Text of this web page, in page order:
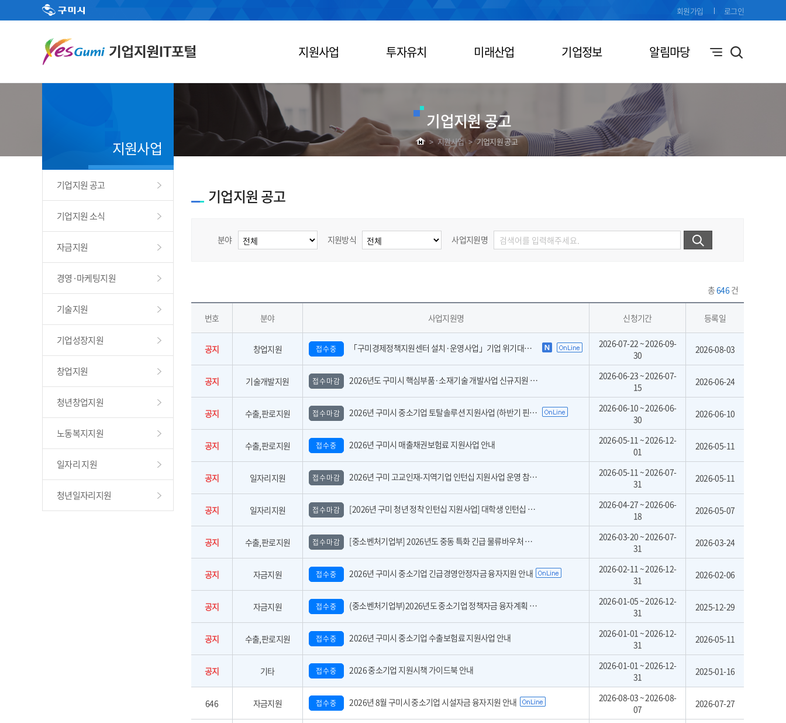
지원사업 투자유치 미래산업 기업정보 알림마당
회원가입 로그인
기업지원 공고
> 지원사업 > 기업지원 공고
지원사업
기업지원 공고
기업지원 소식
자금지원
경영·마케팅지원
기술지원
기업성장지원
창업지원
청년창업지원
노동복지지원
일자리 지원
청년일자리지원
기업지원 공고
분야 지원방식 사업지원명
총646건
번호 분야 사업지원명 신청기간 등록일
공지 창업지원 접수중 「구미경제정책지원센터 설치·운영사업」기업 위기대응 원스톱 에이전트 참여기업 모집공고
2026-07-22 ~ 2026-09-
30
2026-08-03
공지 기술개발지원 접수마감 2026년도 구미시 핵심부품·소재기술 개발사업 신규지원 대상과제 공고(2차)
2026-06-23 ~ 2026-07-
15
2026-06-24
공지 수출,판로지원 접수마감 2026년 구미시 중소기업 토탈솔루션 지원사업 (하반기 핀포인트 지원)
2026-06-10 ~ 2026-06-
30
2026-06-10
공지 수출,판로지원 접수중 2026년 구미시 매출채권보험료 지원사업 안내
2026-05-11 ~ 2026-12-
01
2026-05-11
공지 일자리지원 접수마감 2026년 구미 고교인재-지역기업 인턴십 지원사업 운영 참여기업 모집 공고(수정)
2026-05-11 ~ 2026-07-
31
2026-05-11
공지 일자리지원 접수마감 [2026년 구미 청년 정착 인턴십 지원사업] 대학생 인턴십 운영 참여기업 모집
2026-04-27 ~ 2026-06-
18
2026-05-07
공지 수출,판로지원 접수마감 [중소벤처기업부] 2026년도 중동 특화 긴급 물류바우처 사업 참여기업 모집
2026-03-20 ~ 2026-07-
31
2026-03-24
공지 자금지원 접수중 2026년 구미시 중소기업 긴급경영안정자금 융자지원 안내
2026-02-11 ~ 2026-12-
31
2026-02-06
공지 자금지원 접수중 (중소벤처기업부)2026년도 중소기업 정책자금 융자계획 공고 안내
2026-01-05 ~ 2026-12-
31
2025-12-29
공지 수출,판로지원 접수중 2026년 구미시 중소기업 수출보험료 지원사업 안내
2026-01-01 ~ 2026-12-
31
2026-05-11
공지 기타 접수중 2026 중소기업 지원시책 가이드북 안내
2026-01-01 ~ 2026-12-
31
2025-01-16
646 자금지원 접수중 2026년 8월 구미시 중소기업 시설자금 융자지원 안내
2026-08-03 ~ 2026-08-
07
2026-07-27